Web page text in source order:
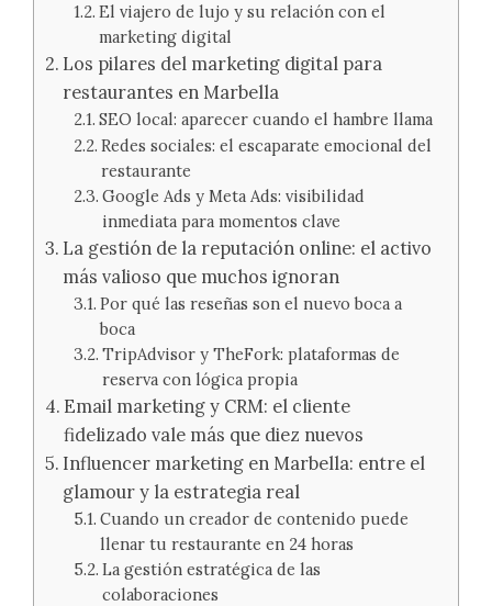
El viajero de lujo y su relación con el
marketing digital
Los pilares del marketing digital para
restaurantes en Marbella
SEO local: aparecer cuando el hambre llama
Redes sociales: el escaparate emocional del
restaurante
Google Ads y Meta Ads: visibilidad
inmediata para momentos clave
La gestión de la reputación online: el activo
más valioso que muchos ignoran
Por qué las reseñas son el nuevo boca a
boca
TripAdvisor y TheFork: plataformas de
reserva con lógica propia
Email marketing y CRM: el cliente
fidelizado vale más que diez nuevos
Influencer marketing en Marbella: entre el
glamour y la estrategia real
Cuando un creador de contenido puede
llenar tu restaurante en 24 horas
La gestión estratégica de las
colaboraciones